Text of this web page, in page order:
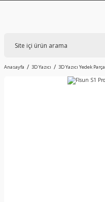
Anasayfa 3D Yazıcı 3D Yazıcı Yedek Parça